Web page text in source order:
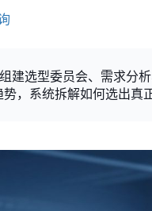
建选型委员会、需求分
，系统拆解如何选出真